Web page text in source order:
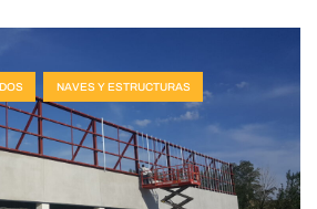
NAVES Y ESTRUCTURAS